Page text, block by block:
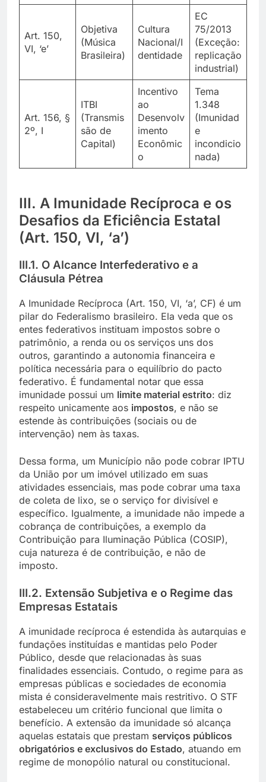
Art. 150,
VI, ‘e’
Objetiva
(Música
Brasileira)
Cultura
Nacional/I
dentidade
EC
75/2013
(Exceção:
replicação
industrial)
Art. 156, §
2º, I
ITBI
(Transmis
são de
Capital)
Incentivo
ao
Desenvolv
imento
Econômic
o
Tema
1.348
(Imunidad
e
incondicio
nada)
III. A Imunidade Recíproca e os
Desafios da Eficiência Estatal
(Art. 150, VI, ‘a’)
III.1. O Alcance Interfederativo e a
Cláusula Pétrea
A Imunidade Recíproca (Art. 150, VI, ‘a’, CF) é um
pilar do Federalismo brasileiro. Ela veda que os
entes federativos instituam impostos sobre o
patrimônio, a renda ou os serviços uns dos
outros, garantindo a autonomia financeira e
política necessária para o equilíbrio do pacto
federativo. É fundamental notar que essa
imunidade possui um limite material estrito: diz
respeito unicamente aos impostos, e não se
estende às contribuições (sociais ou de
intervenção) nem às taxas.
Dessa forma, um Município não pode cobrar IPTU
da União por um imóvel utilizado em suas
atividades essenciais, mas pode cobrar uma taxa
de coleta de lixo, se o serviço for divisível e
específico. Igualmente, a imunidade não impede a
cobrança de contribuições, a exemplo da
Contribuição para Iluminação Pública (COSIP),
cuja natureza é de contribuição, e não de
imposto.
III.2. Extensão Subjetiva e o Regime das
Empresas Estatais
A imunidade recíproca é estendida às autarquias e
fundações instituídas e mantidas pelo Poder
Público, desde que relacionadas às suas
finalidades essenciais. Contudo, o regime para as
empresas públicas e sociedades de economia
mista é consideravelmente mais restritivo. O STF
estabeleceu um critério funcional que limita o
benefício. A extensão da imunidade só alcança
aquelas estatais que prestam serviços públicos
obrigatórios e exclusivos do Estado, atuando em
regime de monopólio natural ou constitucional.